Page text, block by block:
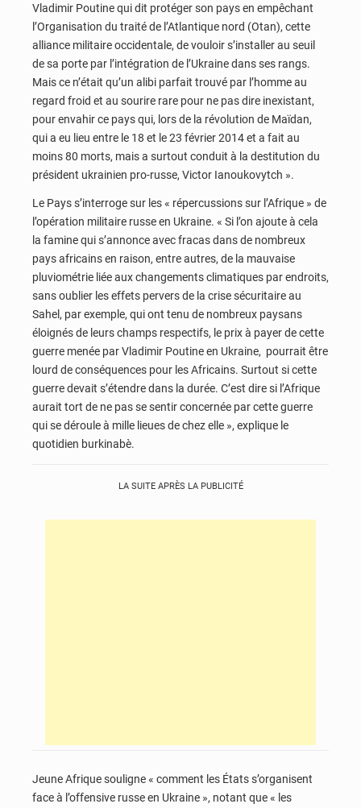
Vladimir Poutine qui dit protéger son pays en empêchant
l’Organisation du traité de l’Atlantique nord (Otan), cette
alliance militaire occidentale, de vouloir s’installer au seuil
de sa porte par l’intégration de l’Ukraine dans ses rangs.
Mais ce n’était qu’un alibi parfait trouvé par l’homme au
regard froid et au sourire rare pour ne pas dire inexistant,
pour envahir ce pays qui, lors de la révolution de Maïdan,
qui a eu lieu entre le 18 et le 23 février 2014 et a fait au
moins 80 morts, mais a surtout conduit à la destitution du
président ukrainien pro-russe, Victor Ianoukovytch ».
Le Pays s’interroge sur les « répercussions sur l’Afrique » de
l’opération militaire russe en Ukraine. « Si l’on ajoute à cela
la famine qui s’annonce avec fracas dans de nombreux
pays africains en raison, entre autres, de la mauvaise
pluviométrie liée aux changements climatiques par endroits,
sans oublier les effets pervers de la crise sécuritaire au
Sahel, par exemple, qui ont tenu de nombreux paysans
éloignés de leurs champs respectifs, le prix à payer de cette
guerre menée par Vladimir Poutine en Ukraine, pourrait être
lourd de conséquences pour les Africains. Surtout si cette
guerre devait s’étendre dans la durée. C’est dire si l’Afrique
aurait tort de ne pas se sentir concernée par cette guerre
qui se déroule à mille lieues de chez elle », explique le
quotidien burkinabè.
LA SUITE APRÈS LA PUBLICITÉ
Jeune Afrique souligne « comment les États s’organisent
face à l’offensive russe en Ukraine », notant que « les